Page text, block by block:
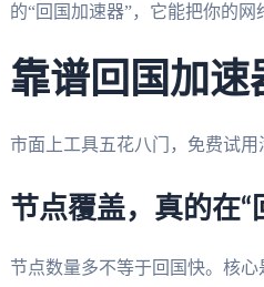
的“回国加速器”，它能把你的网
靠谱回国加速
市面上工具五花八门，免费试
节点覆盖，真的在“
节点数量多不等于回国快。核